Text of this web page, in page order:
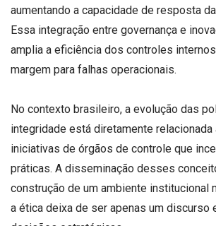
aumentando a capacidade de resposta
Essa integração entre governança e
amplia a eficiência dos controles
margem para falhas operacionais.
No contexto brasileiro, a evolução das
integridade está diretamente
iniciativas de órgãos de controle que
práticas. A disseminação desses
construção de um ambiente institucional
a ética deixa de ser apenas um discurso